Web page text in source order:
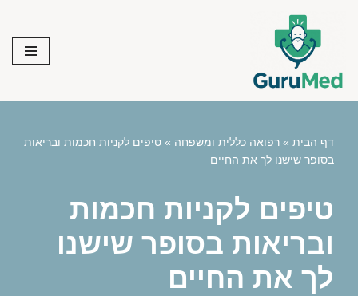
content
דף הבית » רפואה כללית ומשפחה » טיפים לקניות חכמות ובריאות
בסופר שישנו לך את החיים
טיפים לקניות חכמות
ובריאות בסופר שישנו
לך את החיים